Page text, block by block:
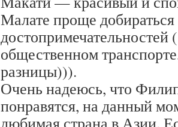
Малате проще
достопримечательностей
общественном
разницы))).
Очень надеюсь, что
понравятся, на данный